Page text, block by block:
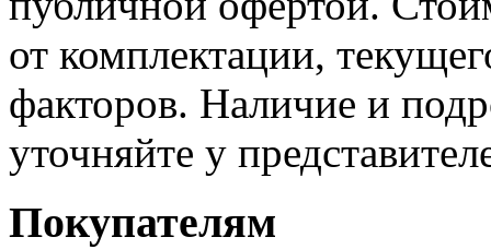
от комплектации,
факторов. Наличие и
уточняйте у
Покупателям